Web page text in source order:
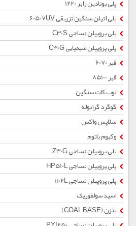
پلی بوتادین رابر 1220
پلی اتیلن سنگین تزریقی 60507UV
پلی پروپیلن نساجی C30S
پلی پروپیلن شیمیایی C30G
قیر 6070
قیر 85100
لوب کات سنگین
گوگرد گرانوله
سلاپس واکس
وکیوم باتوم
پلی پروپیلن نساجی Z30G
پلی پروپیلن نساجی HP510L
پلی پروپیلن نساجی 1102L
اسید سولفوریک
بنزن (COAL BASE)